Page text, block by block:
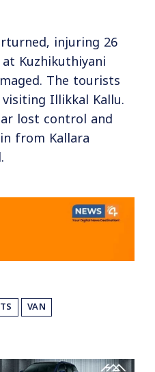
injuring 26
Kuzhikuthiyani
The tourists
Illikkal Kallu.
lost control and
from Kallara
VAN